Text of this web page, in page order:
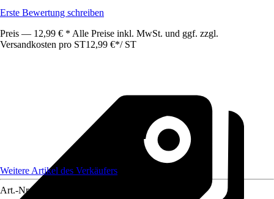
Erste Bewertung schreiben
Preis — 12,99 € * Alle Preise inkl. MwSt. und ggf. zzgl.
Versandkosten pro ST12,99 €*/ ST
Weitere Artikel des Verkäufers
Art.-Nr.